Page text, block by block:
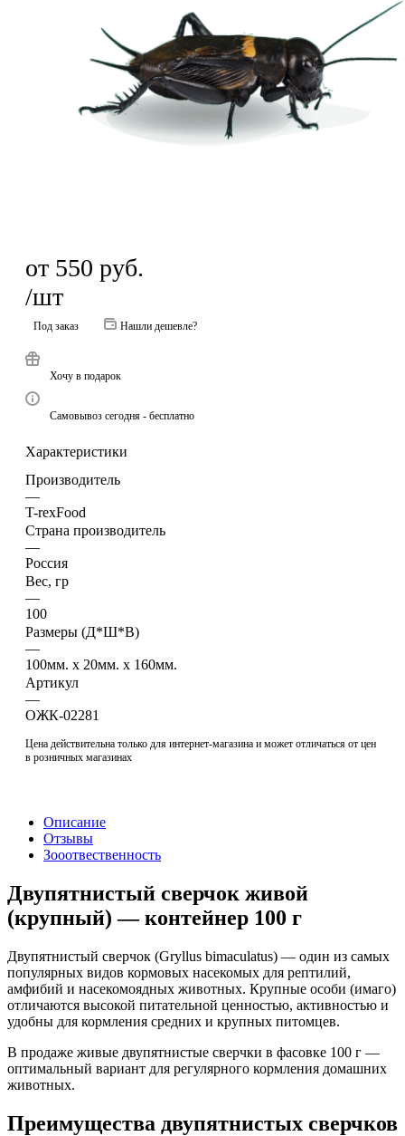
от 550 руб.
/шт
Под заказ Нашли дешевле?
Хочу в подарок
Самовывоз сегодня - бесплатно
Характеристики
Производитель
—
T-rexFood
Страна производитель
—
Россия
Вес, гр
—
100
Размеры (Д*Ш*В)
—
100мм. x 20мм. x 160мм.
Артикул
—
ОЖК-02281
Цена действительна только для интернет-магазина и может отличаться от цен
в розничных магазинах
Описание
Отзывы
Зооотвественность
Двупятнистый сверчок живой
(крупный) — контейнер 100 г
Двупятнистый сверчок (Gryllus bimaculatus) — один из самых
популярных видов кормовых насекомых для рептилий,
амфибий и насекомоядных животных. Крупные особи (имаго)
отличаются высокой питательной ценностью, активностью и
удобны для кормления средних и крупных питомцев.
В продаже живые двупятнистые сверчки в фасовке 100 г —
оптимальный вариант для регулярного кормления домашних
животных.
Преимущества двупятнистых сверчков